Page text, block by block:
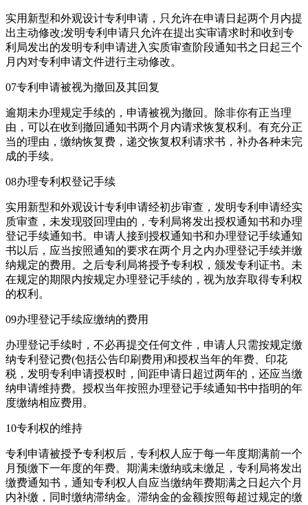
实用新型和外观设计专利申请，只允许在申请日起两个月内提
出主动修改;发明专利申请只允许在提出实审请求时和收到专
利局发出的发明专利申请进入实质审查阶段通知书之日起三个
月内对专利申请文件进行主动修改。
07专利申请被视为撤回及其回复
逾期未办理规定手续的，申请被视为撤回。除非你有正当理
由，可以在收到撤回通知书两个月内请求恢复权利。有充分正
当的理由，缴纳恢复费，递交恢复权利请求书，补办各种未完
成的手续。
08办理专利权登记手续
实用新型和外观设计专利申请经初步审查，发明专利申请经实
质审查，未发现驳回理由的，专利局将发出授权通知书和办理
登记手续通知书。申请人接到授权通知书和办理登记手续通知
书以后，应当按照通知的要求在两个月之内办理登记手续并缴
纳规定的费用。之后专利局将授予专利权，颁发专利证书。未
在规定的期限内按规定办理登记手续的，视为放弃取得专利权
的权利。
09办理登记手续应缴纳的费用
办理登记手续时，不必再提交任何文件，申请人只需按规定缴
纳专利登记费(包括公告印刷费用)和授权当年的年费、印花
税，发明专利申请授权时，间距申请日超过两年的，还应当缴
纳申请维持费。授权当年按照办理登记手续通知书中指明的年
度缴纳相应费用。
10专利权的维持
专利申请被授予专利权后，专利权人应于每一年度期满前一个
月预缴下一年度的年费。期满未缴纳或未缴足，专利局将发出
缴费通知书，通知专利权人自应当缴纳年费期满之日起六个月
内补缴，同时缴纳滞纳金。滞纳金的金额按照每超过规定的缴